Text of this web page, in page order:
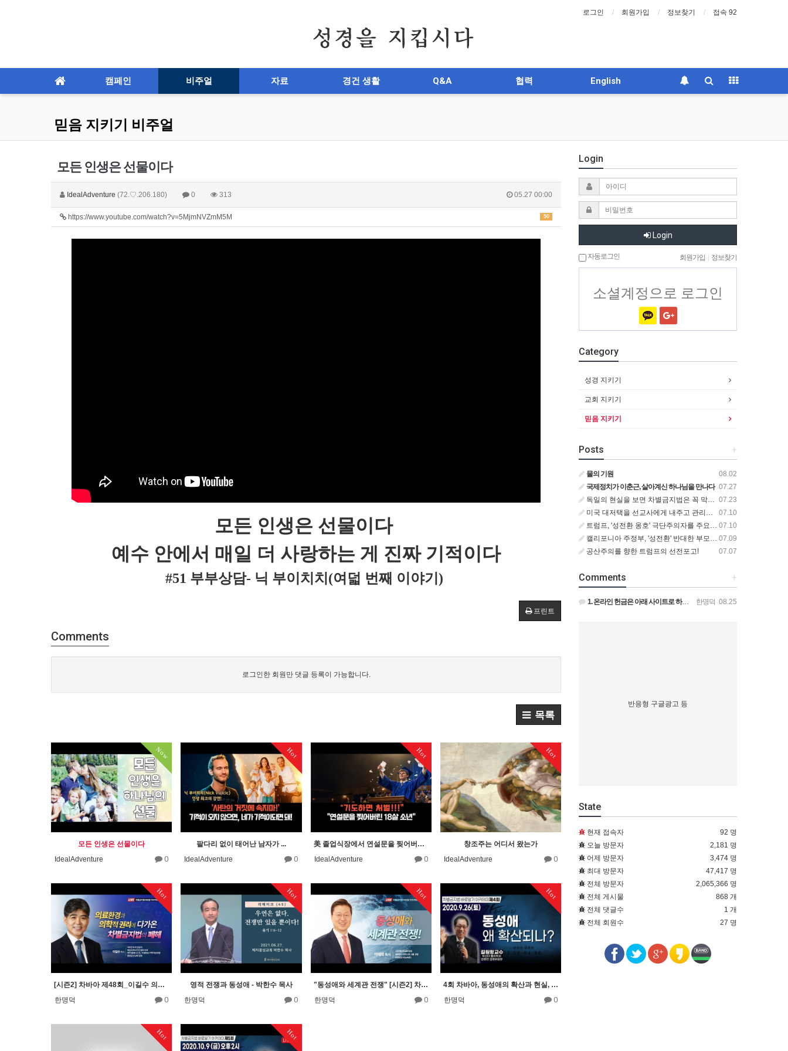
로그인 회원가입 정보찾기 접속 92
캠페인 비주얼 자료 경건 생활 Q&A 협력 English
믿음 지키기 비주얼
모든 인생은 선물이다
IdealAdventure (72.♡.206.180) 0 313 05.27 00:00
50
https://www.youtube.com/watch?v=5MjmNVZmM5M
모든 인생은 선물이다
예수 안에서 매일 더 사랑하는 게 진짜 기적이다
#51 부부상담- 닉 부이치치(여덟 번째 이야기)
프린트
Comments
로그인한 회원만 댓글 등록이 가능합니다.
목록
Now
모든 인생은 선물이다
IdealAdventure
0
Hot
팔다리 없이 태어난 남자가 ...
IdealAdventure
0
Hot
美 졸업식장에서 연설문을 찢어버린 18살 소년의 충격 실화
IdealAdventure
0
Hot
창조주는 어디서 왔는가
IdealAdventure
0
Hot
[시즌2] 차바아 제48회_이길수 의사(복음의료보건인협회 대표)
한명덕
0
Hot
영적 전쟁과 동성애 - 박한수 목사
한명덕
0
Hot
"동성애와 세계관 전쟁" [시즌2] 차바아 제26회 이태희 목사(그안에진리교회 담임)
한명덕
0
Hot
4회 차바아, 동성애의 확산과 현실, 길원평교수
한명덕
0
Hot Hot
Login
Login
자동로그인 회원가입 정보찾기
소셜계정으로 로그인
Category
성경 지키기
교회 지키기
믿음 지키기
+
Posts
08.02
물의 기원
07.27
국제정치가 이춘근, 살아계신 하나님을 만나다
07.23
독일의 현실을 보면 차별금지법은 꼭 막아야 합니다!
07.10
미국 대저택을 선교사에게 내주고 관리비만 집 한 채 값을 내는 비즈니스맨
07.10
트럼프, '성전환 옹호' 극단주의자를 주요 위협으로 규정한 새로운 대테러 전략 서명
07.09
캘리포니아 주정부, '성전환' 반대한 부모에게서 딸 격리 후 입양 절차 밟아
07.07
공산주의를 향한 트럼프의 선전포고!
+
Comments
한명덕 08.25
1. 온라인 헌금은 아래 사이트로 하시면 됩니다. https://gofund.me/009a4120 도네이션 …
반응형 구글광고 등
State
현재 접속자
92 명
오늘 방문자
2,181 명
어제 방문자
3,474 명
최대 방문자
47,417 명
전체 방문자
2,065,366 명
전체 게시물
868 개
전체 댓글수
1 개
전체 회원수
27 명